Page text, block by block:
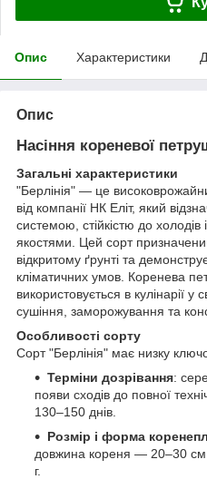
Опис Характеристики
Опис
Насіння кореневої
Загальні характеристики
"Берлінія" — це
від компанії НК Еліт, який
системою, стійкістю до
якостями. Цей сорт
відкритому ґрунті та
кліматичних умов. Коренева
використовується в кулінарії у
сушіння, заморожування та
Особливості сорту
Сорт "Берлінія" має низку
Терміни дозрівання:
появи сходів до повної
130–150 днів.
Розмір і форма
довжина кореня — 20–30
г.